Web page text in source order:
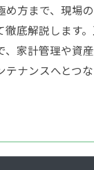
め方まで、現場
徹底解説します
、家計管理や資
テナンスへとつ